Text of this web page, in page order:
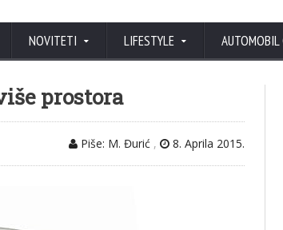
NOVITETI LIFESTYLE AUTOMOBIL
prostora
Piše: M. Đurić , 8. Aprila 2015.